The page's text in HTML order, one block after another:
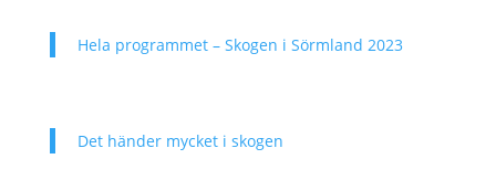
Hela programmet – Skogen i Sörmland 2023
Det händer mycket i skogen